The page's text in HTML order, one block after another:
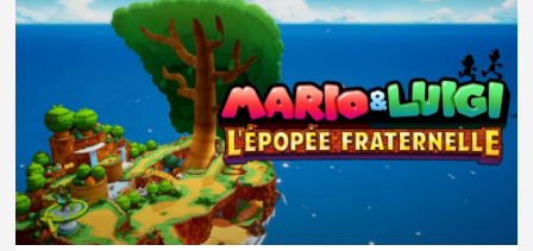
Rumeurs
Nintendo Direct
Tests et previews
Tests de jeux